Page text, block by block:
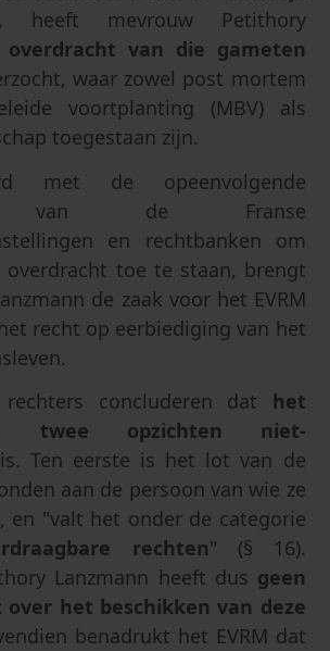
heeft mevrouw Petithory
overdracht van die gameten
waar zowel post mortem
voortplanting (MBV) als
toegestaan zijn.
met de opeenvolgende
van de Franse
en rechtbanken om
overdracht toe te staan, brengt
de zaak voor het EVRM
recht op eerbiediging van het
rechters concluderen dat het
twee opzichten niet-
is. Ten eerste is het lot van de
aan de persoon van wie ze
en "valt het onder de categorie
rechten" (§ 16).
Lanzmann heeft dus geen
het beschikken van deze
benadrukt het EVRM dat